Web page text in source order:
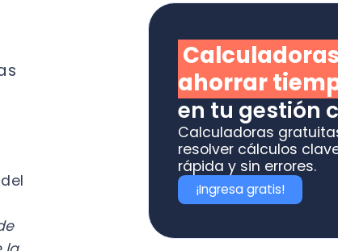
Calculadoras gratuitas Nubox para
resolver cálculos clave de forma
rápida y sin errores.
¡Ingresa gratis!
Cotiza los software
Nubox ideal para tu
PYME o estudio contable
Factura y Admnistración,